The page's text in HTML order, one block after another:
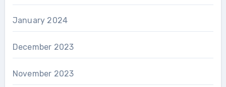
January 2024
December 2023
November 2023